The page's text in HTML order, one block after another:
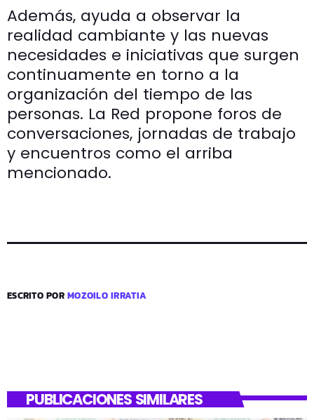
Además, ayuda a observar la
realidad cambiante y las nuevas
necesidades e iniciativas que surgen
continuamente en torno a la
organización del tiempo de las
personas. La Red propone foros de
conversaciones, jornadas de trabajo
y encuentros como el arriba
mencionado.
ESCRITO PORMOZOILO IRRATIA
PUBLICACIONES SIMILARES